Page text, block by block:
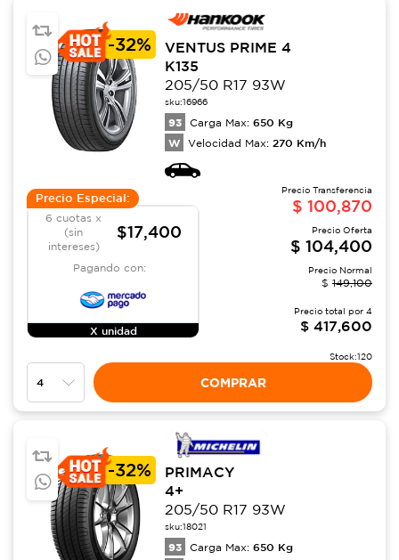
-32%
VENTUS PRIME 4
K135
205/50 R17 93W
sku:16966
93 Carga Max: 650 Kg
W Velocidad Max: 270 Km/h
Precio Especial:
6 cuotas x
(sin
intereses)
$17,400
Pagando con:
X unidad
Precio Transferencia
$ 100,870
Precio Oferta
$ 104,400
Precio Normal
$ 149,100
Precio total por 4
$ 417,600
Stock:120
COMPRAR
-32%
PRIMACY
4+
205/50 R17 93W
sku:18021
93 Carga Max: 650 Kg